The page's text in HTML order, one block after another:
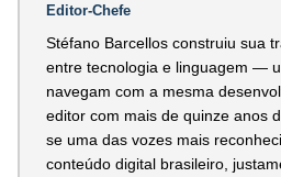
Editor-Chefe
Stéfano Barcellos construiu sua
entre tecnologia e linguagem —
navegam com a mesma
editor com mais de quinze anos
se uma das vozes mais
conteúdo digital brasileiro,